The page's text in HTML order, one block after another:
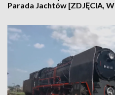
Parada Jachtów [ZDJĘCIA,